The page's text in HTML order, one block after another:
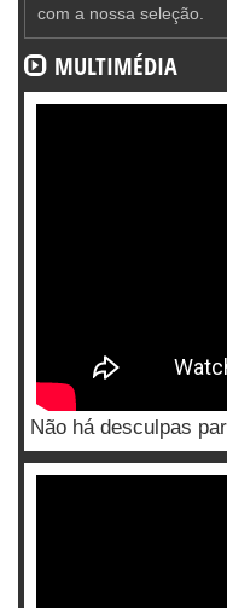
com a nossa seleção.
MULTIMÉDIA
Não há desculpas